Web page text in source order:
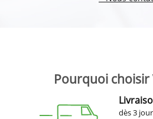
Pourquoi choisir
dès 3